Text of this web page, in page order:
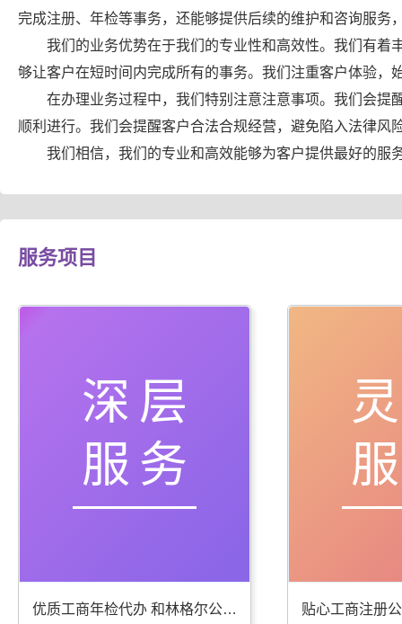
完成注册、年检等事务，还能够提供后续的维护和咨询服务
我们的业务优势在于我们的专业性和高效性。我们有着
够让客户在短时间内完成所有的事务。我们注重客户体验，
在办理业务过程中，我们特别注意注意事项。我们会提
顺利进行。我们会提醒客户合法合规经营，避免陷入法律风
我们相信，我们的专业和高效能够为客户提供最好的服
服务项目
深层
服务
优质工商年检代办 和林格尔公司注册服务棒